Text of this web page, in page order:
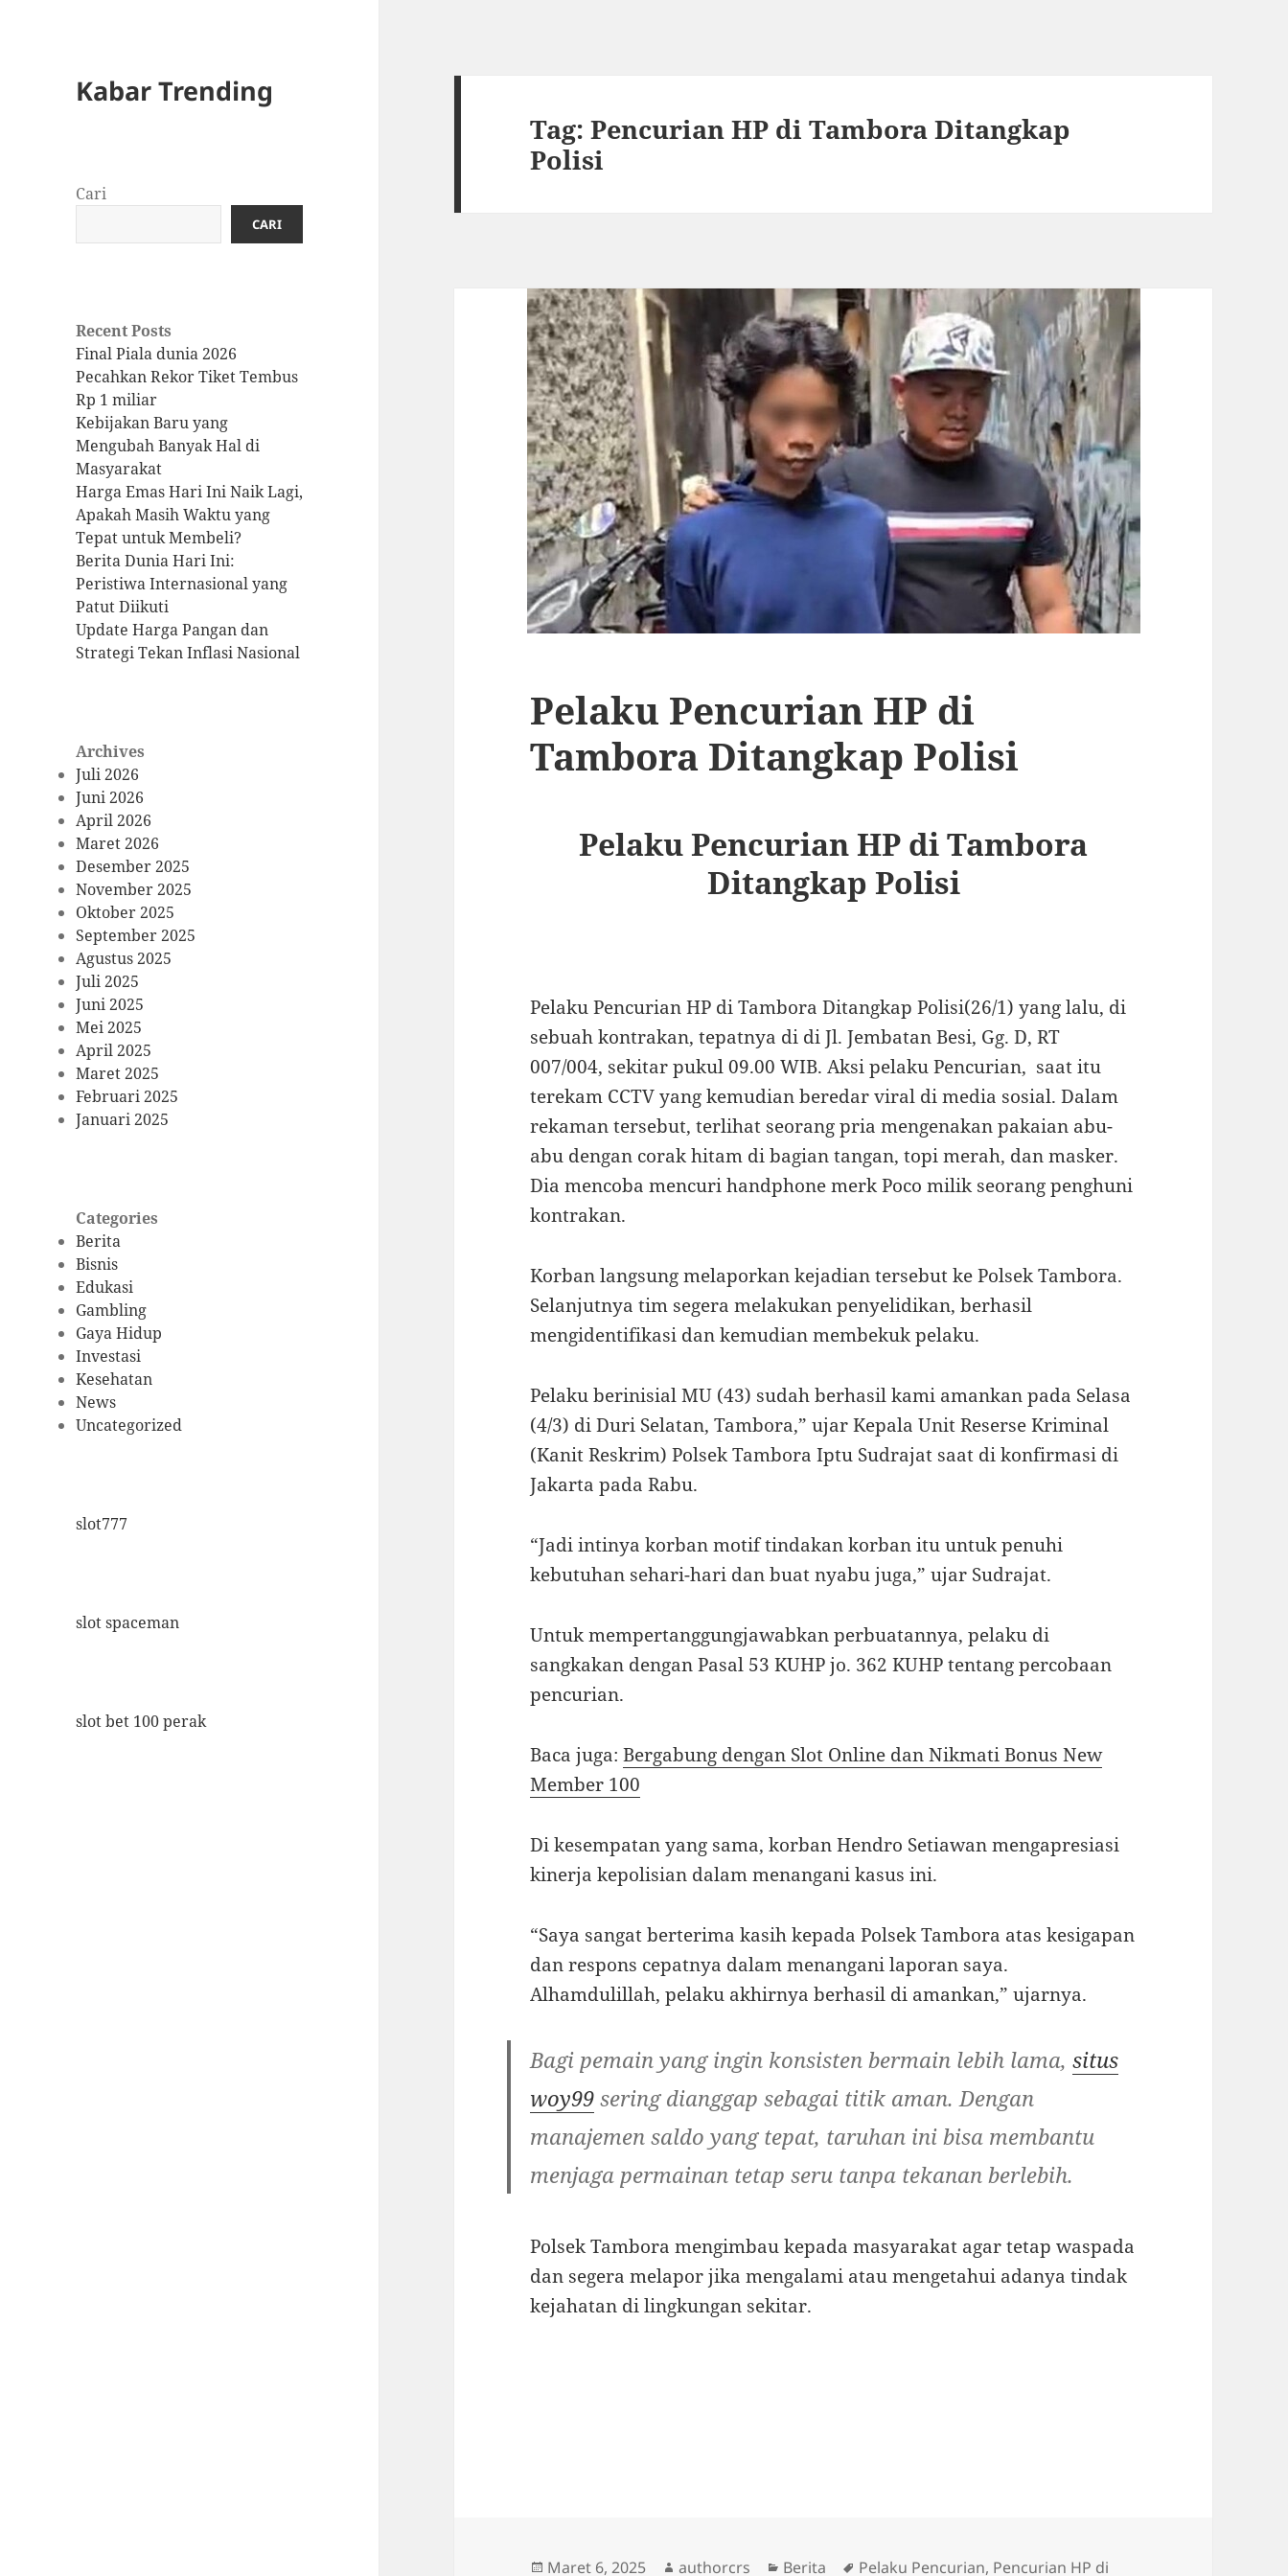
Kabar Trending
Cari
CARI
Recent Posts
Final Piala dunia 2026
Pecahkan Rekor Tiket Tembus
Rp 1 miliar
Kebijakan Baru yang
Mengubah Banyak Hal di
Masyarakat
Harga Emas Hari Ini Naik Lagi,
Apakah Masih Waktu yang
Tepat untuk Membeli?
Berita Dunia Hari Ini:
Peristiwa Internasional yang
Patut Diikuti
Update Harga Pangan dan
Strategi Tekan Inflasi Nasional
Archives
Juli 2026
Juni 2026
April 2026
Maret 2026
Desember 2025
November 2025
Oktober 2025
September 2025
Agustus 2025
Juli 2025
Juni 2025
Mei 2025
April 2025
Maret 2025
Februari 2025
Januari 2025
Categories
Berita
Bisnis
Edukasi
Gambling
Gaya Hidup
Investasi
Kesehatan
News
Uncategorized
slot777
slot spaceman
slot bet 100 perak
Tag:Pencurian HP di Tambora Ditangkap
Polisi
Pelaku Pencurian HP di
Tambora Ditangkap Polisi
Pelaku Pencurian HP di Tambora
Ditangkap Polisi
Pelaku Pencurian HP di Tambora Ditangkap Polisi(26/1) yang lalu, di
sebuah kontrakan, tepatnya di di Jl. Jembatan Besi, Gg. D, RT
007/004, sekitar pukul 09.00 WIB. Aksi pelaku Pencurian, saat itu
terekam CCTV yang kemudian beredar viral di media sosial. Dalam
rekaman tersebut, terlihat seorang pria mengenakan pakaian abu-
abu dengan corak hitam di bagian tangan, topi merah, dan masker.
Dia mencoba mencuri handphone merk Poco milik seorang penghuni
kontrakan.
Korban langsung melaporkan kejadian tersebut ke Polsek Tambora.
Selanjutnya tim segera melakukan penyelidikan, berhasil
mengidentifikasi dan kemudian membekuk pelaku.
Pelaku berinisial MU (43) sudah berhasil kami amankan pada Selasa
(4/3) di Duri Selatan, Tambora,” ujar Kepala Unit Reserse Kriminal
(Kanit Reskrim) Polsek Tambora Iptu Sudrajat saat di konfirmasi di
Jakarta pada Rabu.
“Jadi intinya korban motif tindakan korban itu untuk penuhi
kebutuhan sehari-hari dan buat nyabu juga,” ujar Sudrajat.
Untuk mempertanggungjawabkan perbuatannya, pelaku di
sangkakan dengan Pasal 53 KUHP jo. 362 KUHP tentang percobaan
pencurian.
Baca juga:Bergabung dengan Slot Online dan Nikmati Bonus New
Member 100
Di kesempatan yang sama, korban Hendro Setiawan mengapresiasi
kinerja kepolisian dalam menangani kasus ini.
“Saya sangat berterima kasih kepada Polsek Tambora atas kesigapan
dan respons cepatnya dalam menangani laporan saya.
Alhamdulillah, pelaku akhirnya berhasil di amankan,” ujarnya.
Bagi pemain yang ingin konsisten bermain lebih lama,situs
woy99 sering dianggap sebagai titik aman. Dengan
manajemen saldo yang tepat, taruhan ini bisa membantu
menjaga permainan tetap seru tanpa tekanan berlebih.
Polsek Tambora mengimbau kepada masyarakat agar tetap waspada
dan segera melapor jika mengalami atau mengetahui adanya tindak
kejahatan di lingkungan sekitar.
Diposkan
Maret 6, 2025 Penulis
authorcrs Kategori
Berita Tag
Pelaku Pencurian, Pencurian HP di